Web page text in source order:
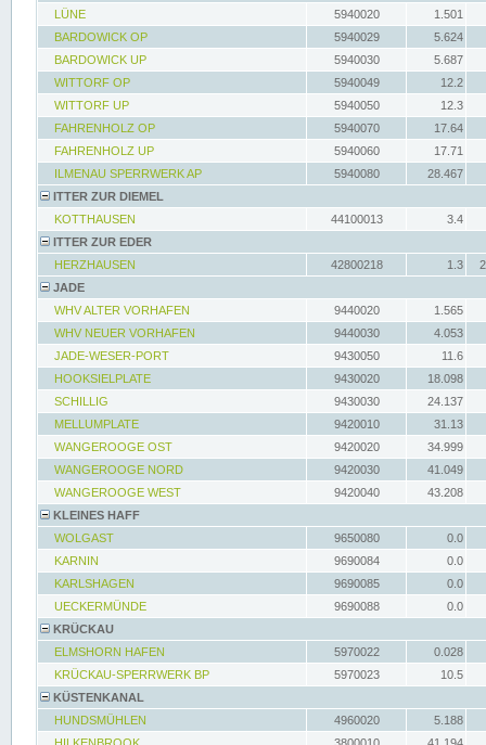
LÜNE
5940020
1.501
BARDOWICK OP
5940029
5.624
BARDOWICK UP
5940030
5.687
WITTORF OP
5940049
12.2
WITTORF UP
5940050
12.3
FAHRENHOLZ OP
5940070
17.64
FAHRENHOLZ UP
5940060
17.71
ILMENAU SPERRWERK AP
5940080
28.467
ITTER ZUR DIEMEL
KOTTHAUSEN
44100013
3.4
ITTER ZUR EDER
HERZHAUSEN
42800218 1.3
JADE
WHV ALTER VORHAFEN
9440020
1.565
WHV NEUER VORHAFEN
9440030
4.053
JADE-WESER-PORT
9430050
11.6
HOOKSIELPLATE
9430020
18.098
SCHILLIG
9430030
24.137
MELLUMPLATE
9420010
31.13
WANGEROOGE OST
9420020
34.999
WANGEROOGE NORD
9420030
41.049
WANGEROOGE WEST
9420040
43.208
KLEINES HAFF
WOLGAST
9650080
0.0
KARNIN
9690084
0.0
KARLSHAGEN
9690085
0.0
UECKERMÜNDE
9690088
0.0
KRÜCKAU
ELMSHORN HAFEN
5970022
0.028
KRÜCKAU-SPERRWERK BP
5970023
10.5
KÜSTENKANAL
HUNDSMÜHLEN
4960020
5.188